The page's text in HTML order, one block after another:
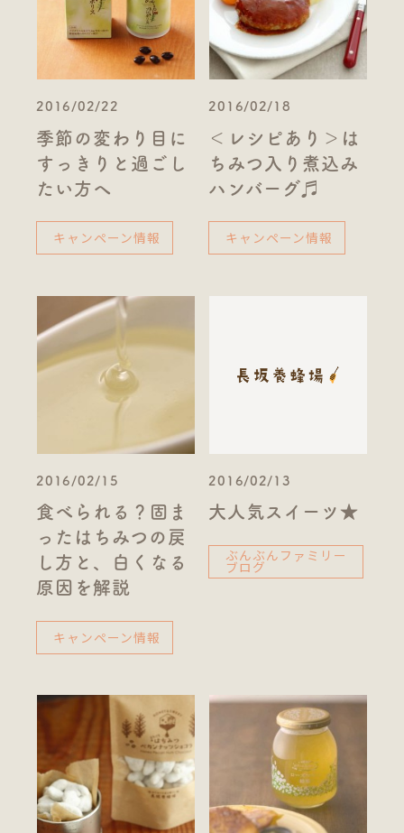
2016/02/22
季節の変わり目に
すっきりと過ごし
たい方へ
キャンペーン情報
2016/02/18
＜レシピあり＞は
ちみつ入り煮込み
ハンバーグ♬
キャンペーン情報
2016/02/15
食べられる？固ま
ったはちみつの戻
し方と、白くなる
原因を解説
キャンペーン情報
2016/02/13
大人気スイーツ★
ぶんぶんファミリー
ブログ